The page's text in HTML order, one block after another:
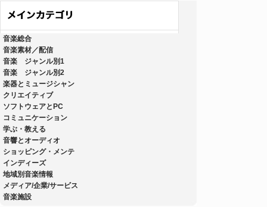
音楽総合
音楽素材／配信
音楽 ジャンル別1
音楽 ジャンル別2
楽器とミュージシャン
クリエイティブ
ソフトウェアとPC
コミュニケーション
学ぶ・教える
音響とオーディオ
ショッピング・メンテ
インディーズ
地域別音楽情報
メディア/企業/サービス
音楽施設